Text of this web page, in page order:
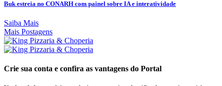
Buk estreia no CONARH com painel sobre IA e interatividade
Saiba Mais
Mais Postagens
Crie sua conta e confira as vantagens do Portal